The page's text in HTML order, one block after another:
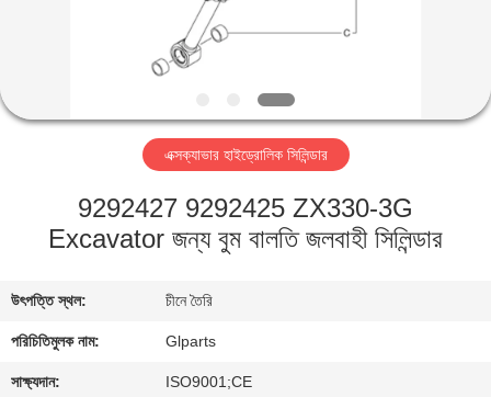
আমাদের
সম্পর্কে
কারখানা
পরিদর্শন
গুণমান
নিয়ন্ত্রণ
এক্সক্যাভার হাইড্রোলিক সিলিন্ডার
9292427 9292425 ZX330-3G
Excavator জন্য বুম বালতি জলবাহী সিলিন্ডার
উৎপত্তি স্থল: চীনে তৈরি
পরিচিতিমুলক নাম: Glparts
সাক্ষ্যদান: ISO9001;CE